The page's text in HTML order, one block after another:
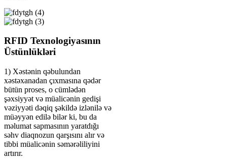
RFID Texnologiyasının
Üstünlükləri
1) Xəstənin qəbulundan
xəstəxanadan çıxmasına qədər
bütün proses, o cümlədən
şəxsiyyət və müalicənin gedişi
vəziyyəti dəqiq şəkildə izlənilə və
müəyyən edilə bilər ki, bu da
məlumat sapmasının yaratdığı
səhv diaqnozun qarşısını alır və
tibbi müalicənin səmərəliliyini
artırır.